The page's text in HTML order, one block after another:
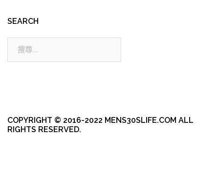
SEARCH
COPYRIGHT © 2016-2022 MENS30SLIFE.COM ALL
RIGHTS RESERVED.